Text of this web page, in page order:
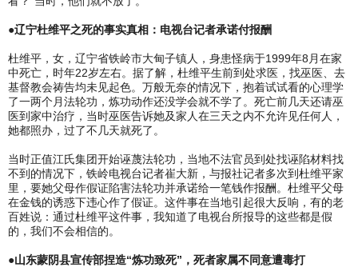
●辽宁杜维平之死的事实真相：电视台记者承诺付报酬
杜维平，女，辽宁省铁岭市大甸子镇人，身患怪病于1999年8月在家
中死亡，时年22岁左右。据了解，杜维平生前到处求医，找巫医、去
基督教会祷告均未见起色。万般无奈的情况下，抱着试试看的心理学
了一两个月法轮功，炼功动作还没学会就不学了。死亡前几天还请巫
医到家中治疗，当时巫医告诉她及家人在三天之内不允许见任何人，
她都照办，过了不几天就死了。
当时正值江氏集团开始诬蔑法轮功，当地不法官员到处找诬陷材料找
不到的情况下，铁岭电视台记者崔大新，与报社记者多次到杜维平家
里，要她父母作假证陷害法轮功并承诺给一笔钱作报酬。杜维平父母
在金钱的诱惑下违心作了假证。这件事在当地引起很大反响，有的老
百姓说：通过杜维平这件事，我知道了电视台所报导的这些都是假
的，我们不会相信的。
●山东蒙阴县宣传部捏造“炼功致死”，死者家属不同意遭毒打